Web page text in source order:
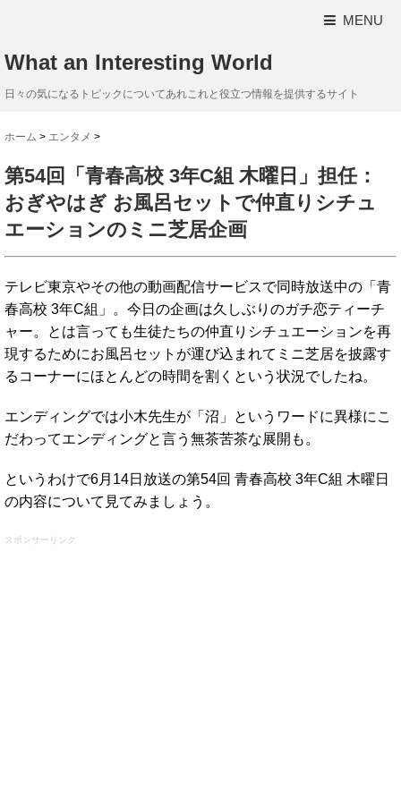
MENU
What an Interesting World
日々の気になるトピックについてあれこれと役立つ情報を提供するサイト
ホーム > エンタメ >
第54回「青春高校 3年C組 木曜日」担任：
おぎやはぎ お風呂セットで仲直りシチュ
エーションのミニ芝居企画
テレビ東京やその他の動画配信サービスで同時放送中の「青
春高校 3年C組」。今日の企画は久しぶりのガチ恋ティーチ
ャー。とは言っても生徒たちの仲直りシチュエーションを再
現するためにお風呂セットが運び込まれてミニ芝居を披露す
るコーナーにほとんどの時間を割くという状況でしたね。
エンディングでは小木先生が「沼」というワードに異様にこ
だわってエンディングと言う無茶苦茶な展開も。
というわけで6月14日放送の第54回 青春高校 3年C組 木曜日
の内容について見てみましょう。
スポンサーリンク